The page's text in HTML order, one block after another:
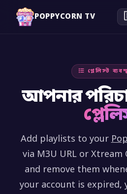
POPPYCORN TV
প্লেলিস্ট
আপনার
Add playlists to your
via M3U URL or Xtream
and remove them
your account is expired,